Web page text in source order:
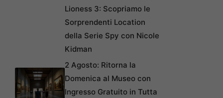
Lioness 3: Scopriamo le
Sorprendenti Location
della Serie Spy con Nicole
Kidman
2 Agosto: Ritorna la
Domenica al Museo con
Ingresso Gratuito in Tutta